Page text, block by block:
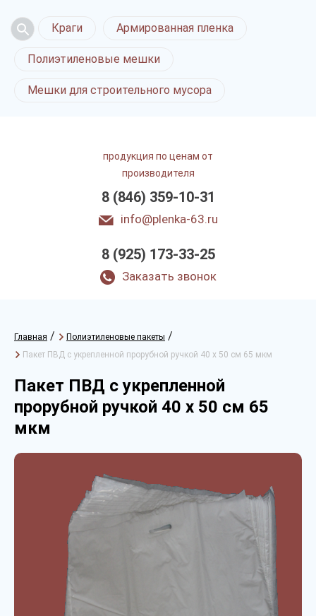
Краги Армированная пленка
Полиэтиленовые мешки
Мешки для строительного мусора
продукция по ценам от
производителя
8 (846) 359-10-31
info@plenka-63.ru
8 (925) 173-33-25
Заказать звонок
Главная / Полиэтиленовые пакеты /
Пакет ПВД с укрепленной прорубной ручкой 40 х 50 см 65 мкм
Пакет ПВД с укрепленной
прорубной ручкой 40 х 50 см 65
мкм